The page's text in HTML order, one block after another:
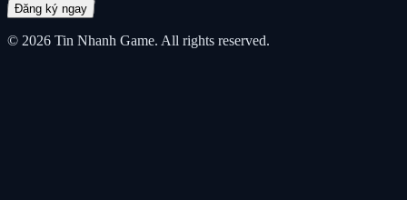
Đăng ký ngay
© 2026 Tin Nhanh Game. All rights reserved.